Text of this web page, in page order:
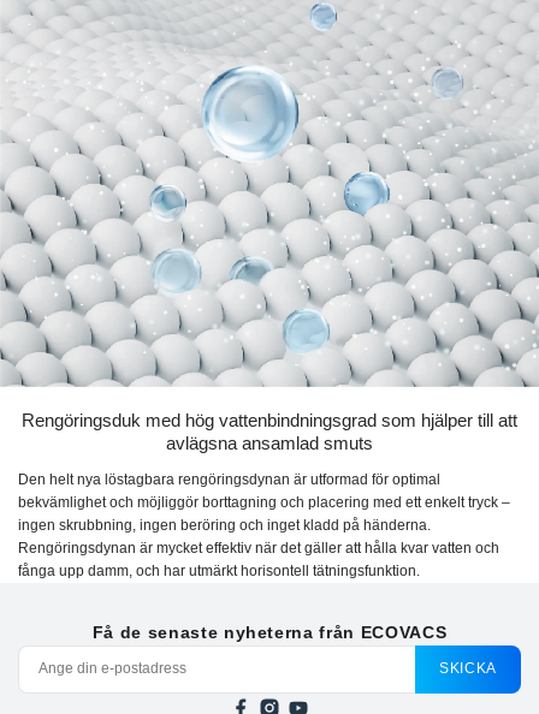
Rengöringsduk med hög vattenbindningsgrad som hjälper till att
avlägsna ansamlad smuts
Den helt nya löstagbara rengöringsdynan är utformad för optimal
bekvämlighet och möjliggör borttagning och placering med ett enkelt tryck –
ingen skrubbning, ingen beröring och inget kladd på händerna.
Rengöringsdynan är mycket effektiv när det gäller att hålla kvar vatten och
fånga upp damm, och har utmärkt horisontell tätningsfunktion.
Få de senaste nyheterna från ECOVACS
SKICKA